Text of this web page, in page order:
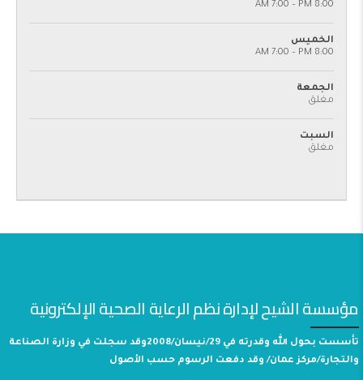
8:00 AM 7:00 – PM
الخميس
8:00 AM 7:00 – PM
الجمعة
مغلق
السبت
مغلق
مؤسسة الشيح لإدارة نظم الرعاية الصحية الإلكترونية
تأسست بحول الله وقدرته في 29/نيسان/2008وقد سجلت في وزارة الصناعة
والتجارة/مركز عمان/ وقد دفعت الرسوم حسب الأصول